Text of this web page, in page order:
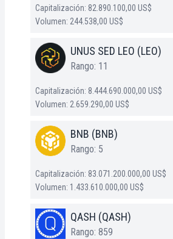
Capitalización: 82.890.100,00 US$
Volumen: 244.538,00 US$
UNUS SED LEO (LEO)
Rango: 11
Capitalización: 8.444.690.000,00 US$
Volumen: 2.659.290,00 US$
BNB (BNB)
Rango: 5
Capitalización: 83.071.200.000,00 US$
Volumen: 1.433.610.000,00 US$
QASH (QASH)
Rango: 859